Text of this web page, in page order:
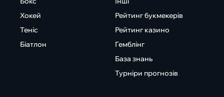
Хокей
Теніс
Біатлон
Рейтинг букмекерів
Рейтинг казино
Гемблінг
База знань
Турніри прогнозів